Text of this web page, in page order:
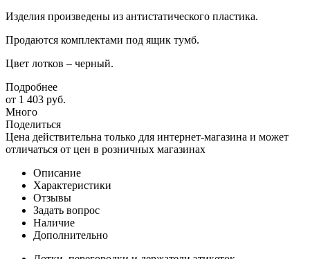
Изделия произведены из антистатического пластика.
Продаются комплектами под ящик тумб.
Цвет лотков – черный.
Подробнее
от 1 403 руб.
Много
Поделиться
Цена действительна только для интернет-магазина и может
отличаться от цен в розничных магазинах
Описание
Характеристики
Отзывы
Задать вопрос
Наличие
Дополнительно